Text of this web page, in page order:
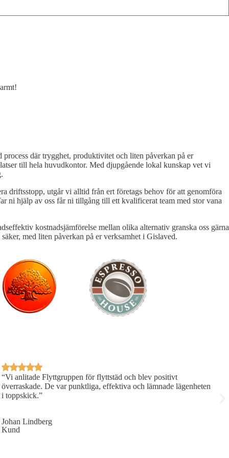
där trygghet, produktivitet och liten påverkan på er
till hela huvudkontor. Med djupgående lokal kunskap vet vi
driftsstopp, utgår vi alltid från ert företags behov för att genomföra
ni hjälp av oss får ni tillgång till ett kvalificerat team med stor vana
kostnadsjämförelse mellan olika alternativ granska oss gärna
med liten påverkan på er verksamhet i Gislaved.
“Vi anlitade Flyttgruppen för flyttstäd och blev positivt
överraskade. De var punktliga, effektiva och lämnade lägenheten
i toppskick.”
Johan Lindberg
Kund